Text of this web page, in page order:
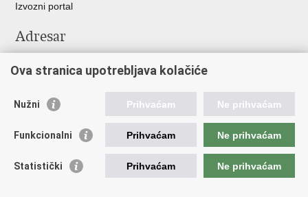
Izvozni portal
Adresar
Adresar tijela javne vlasti
Korisne poveznice
Vlada RH
Predsjednik RH
Ova stranica upotrebljava kolačiće
Nužni Prihvaćam Ne prihvaćam
Funkcionalni Prihvaćam Ne prihvaćam
Statistički Prihvaćam Ne prihvaćam